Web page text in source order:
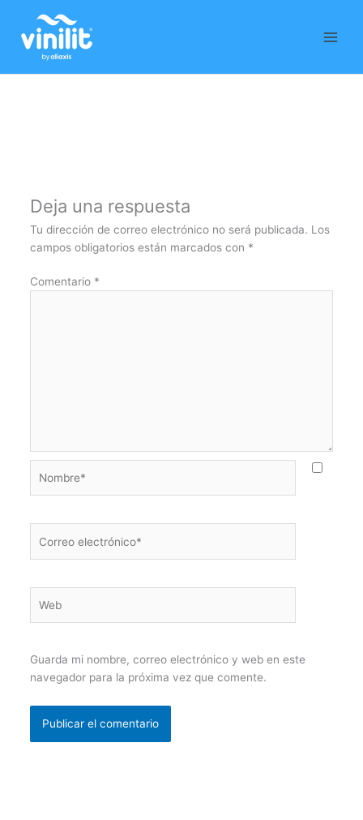
contenido
Deja una respuesta
Tu dirección de correo electrónico no será publicada. Los
campos obligatorios están marcados con *
Comentario *
electrónico*
Guarda mi nombre, correo electrónico y web en este
navegador para la próxima vez que comente.